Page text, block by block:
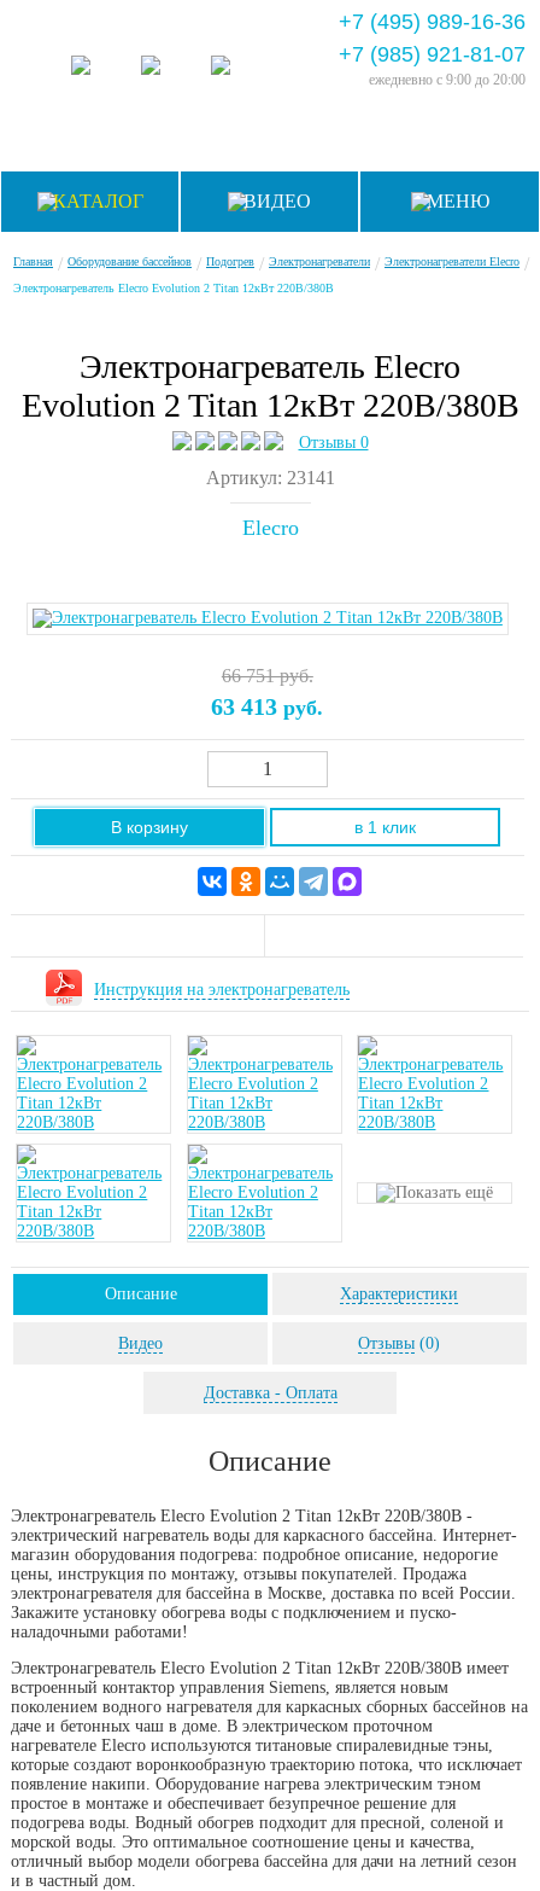
+7 (495) 989-16-36
+7 (985) 921-81-07
ежедневно с 9:00 до 20:00
КАТАЛОГ ВИДЕО МЕНЮ
Главная / Оборудование бассейнов / Подогрев / Электронагреватели / Электронагреватели Elecro /
Электронагреватель Elecro Evolution 2 Titan 12кВт 220В/380В
Электронагреватель Elecro
Evolution 2 Titan 12кВт 220В/380В
Отзывы 0
Артикул: 23141
Elecro
66 751 руб.
63 413 руб.
В корзину в 1 клик
Инструкция на электронагреватель
Описание Характеристики
Видео Отзывы (0)
Доставка - Оплата
Описание
Электронагреватель Elecro Evolution 2 Titan 12кВт 220В/380В -
электрический нагреватель воды для каркасного бассейна. Интернет-
магазин оборудования подогрева: подробное описание, недорогие
цены, инструкция по монтажу, отзывы покупателей. Продажа
электронагревателя для бассейна в Москве, доставка по всей России.
Закажите установку обогрева воды с подключением и пуско-
наладочными работами!
Электронагреватель Elecro Evolution 2 Titan 12кВт 220В/380В имеет
встроенный контактор управления Siemens, является новым
поколением водного нагревателя для каркасных сборных бассейнов на
даче и бетонных чаш в доме. В электрическом проточном
нагревателе Elecro используются титановые спиралевидные тэны,
которые создают воронкообразную траекторию потока, что исключает
появление накипи. Оборудование нагрева электрическим тэном
простое в монтаже и обеспечивает безупречное решение для
подогрева воды. Водный обогрев подходит для пресной, соленой и
морской воды. Это оптимальное соотношение цены и качества,
отличный выбор модели обогрева бассейна для дачи на летний сезон
и в частный дом.